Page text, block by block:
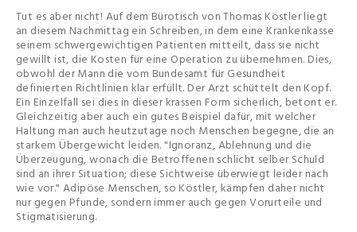
Tut es aber nicht! Auf dem Bürotisch von Thomas Köstler liegt
an diesem Nachmittag ein Schreiben, in dem eine Krankenkasse
seinem schwergewichtigen Patienten mitteilt, dass sie nicht
gewillt ist, die Kosten für eine Operation zu übernehmen. Dies,
obwohl der Mann die vom Bundesamt für Gesundheit
definierten Richtlinien klar erfüllt. Der Arzt schüttelt den Kopf.
Ein Einzelfall sei dies in dieser krassen Form sicherlich, betont er.
Gleichzeitig aber auch ein gutes Beispiel dafür, mit welcher
Haltung man auch heutzutage noch Menschen begegne, die an
starkem Übergewicht leiden. "Ignoranz, Ablehnung und die
Überzeugung, wonach die Betroffenen schlicht selber Schuld
sind an ihrer Situation; diese Sichtweise überwiegt leider nach
wie vor." Adipöse Menschen, so Köstler, kämpfen daher nicht
nur gegen Pfunde, sondern immer auch gegen Vorurteile und
Stigmatisierung.